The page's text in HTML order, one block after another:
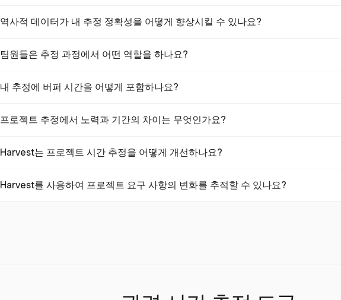
확성을 높이는 방법입니다. 삼점 추정(PERT)은 낙관적, 비관적, 가장 가능성이 높은 시나
커와 같은 협업 방법도 추정 정확성을 높이는 데 기여합니다.
역사적 데이터가 내 추정 정확성을 어떻게 향상시킬 수 있나요?
수 있게 합니다. 이 데이터를 분석하면 인건비와 자재비를 예측할 수 있어 불확실성을 줄
수 있습니다.
팀원들은 추정 과정에서 어떤 역할을 하나요?
그렇습니다. 플래닝 포커와 같은 협업 방법을 통해 그들을 참여시키면 다양한 관점을 반
합니다.
내 추정에 버퍼 시간을 어떻게 포함하나요?
않은 문제를 고려합니다. 버퍼는 프로젝트 위험 분석이나 비판적 경로 분석을 통해 추정
프로젝트 추정에서 노력과 기간의 차이는 무엇인가요?
니다. 기간은 시작부터 끝까지의 달력 시간을 의미하며, 자원 가용성과 비작업 기간을 고
Harvest는 프로젝트 시간 추정을 어떻게 개선하나요?
정의 정확성을 높입니다. 이러한 통찰을 활용함으로써 팀은 보다 정밀한 예측을 하고 전
Harvest를 사용하여 프로젝트 요구 사항의 변화를 추적할 수 있나요?